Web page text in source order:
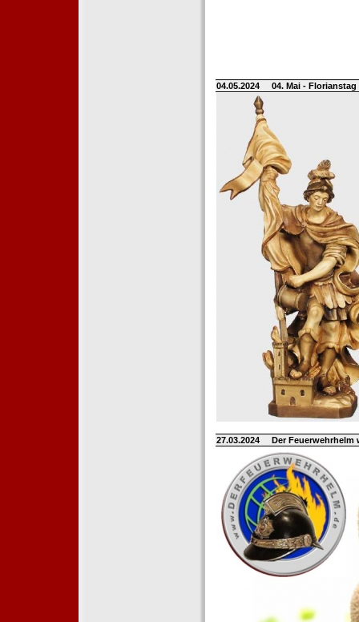
04.05.2024 04. Mai -
27.03.2024 Der